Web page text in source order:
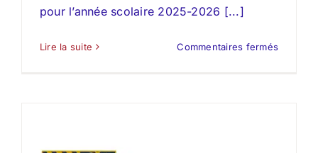
pour l’année scolaire 2025-2026 [...]
Lire la suite Commentaires ferméssur